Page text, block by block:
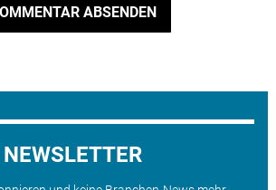
ABSENDEN
NEWSLETTER